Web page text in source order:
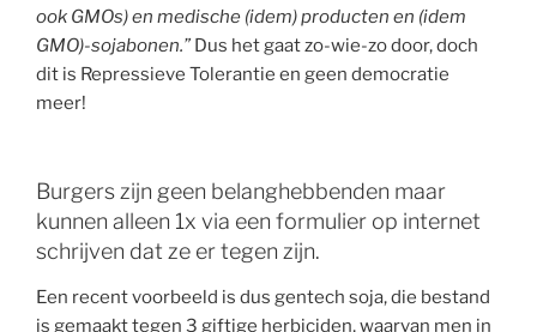
ook GMOs) en medische (idem) producten en (idem
GMO)-sojabonen.” Dus het gaat zo-wie-zo door, doch
dit is Repressieve Tolerantie en geen democratie
meer!
Burgers zijn geen belanghebbenden maar
kunnen alleen 1x via een formulier op internet
schrijven dat ze er tegen zijn.
Een recent voorbeeld is dus gentech soja, die bestand
is gemaakt tegen 3 giftige herbiciden, waarvan men in